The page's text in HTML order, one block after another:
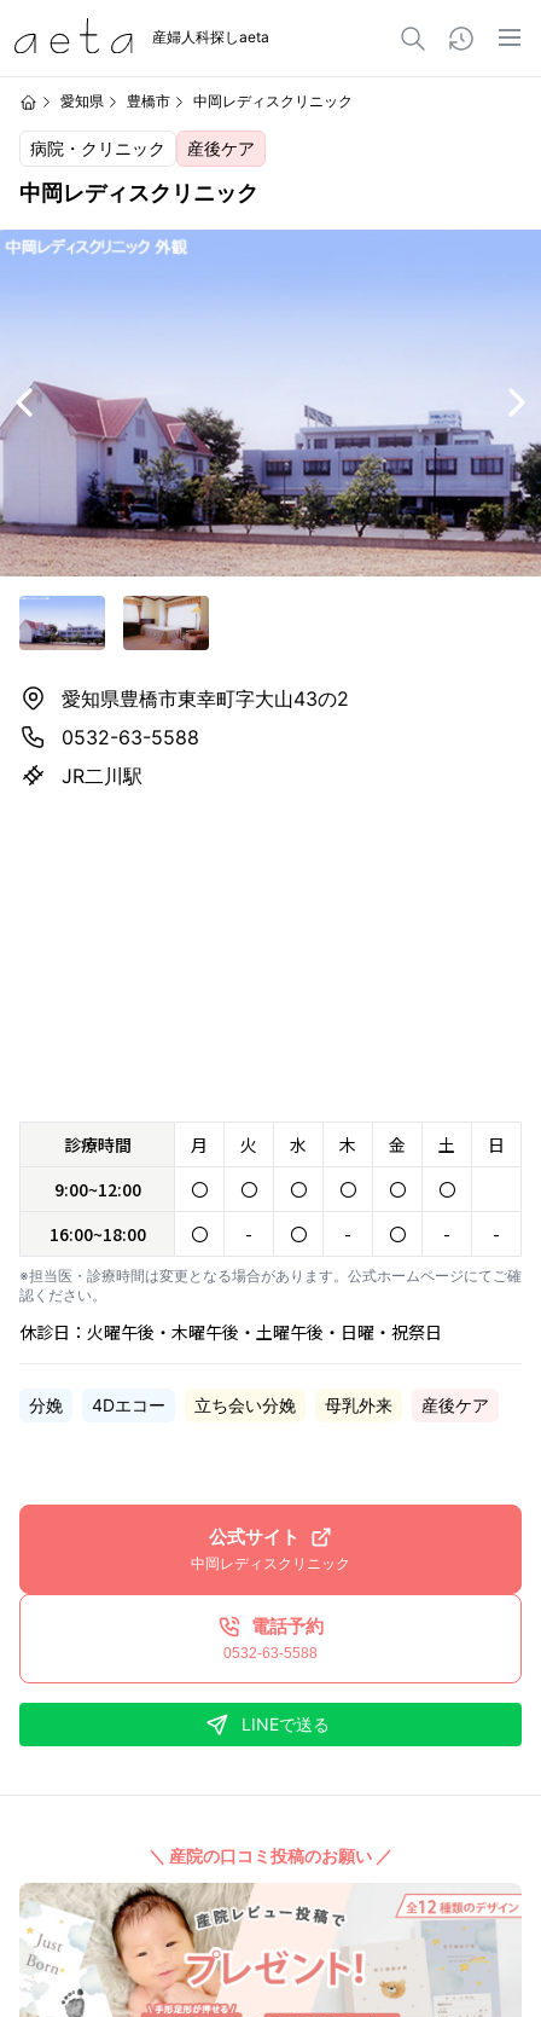
産婦人科探しaeta
愛知県 豊橋市 中岡レディスクリニック
病院・クリニック 産後ケア
中岡レディスクリニック
愛知県豊橋市東幸町字大山43の2
0532-63-5588
JR二川駅
診療時間 月 火 水 木 金 土
日
9:00~12:00
〇 〇 〇 〇 〇
〇
16:00~18:00
〇 - 〇 - 〇 - -
※担当医・診療時間は変更となる場合があります。公式ホームページにてご確
認ください。
休診日：火曜午後・木曜午後・土曜午後・日曜・祝祭日
分娩 4Dエコー 立ち会い分娩 母乳外来 産後ケア
公式サイト
中岡レディスクリニック
電話予約
0532-63-5588
LINEで送る
＼ 産院の口コミ投稿のお願い ／